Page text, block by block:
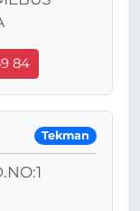
84
Tekman